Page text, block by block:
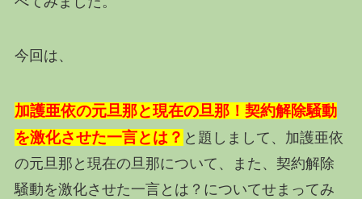
今回は、
加護亜依の元旦那と現在の旦那！契約解除騒動
を激化させた一言とは？ と題しまして、加護亜依
の元旦那と現在の旦那について、また、契約解除
騒動を激化させた一言とは？についてせまってみ